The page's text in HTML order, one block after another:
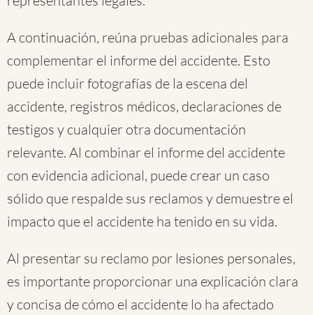
A continuación, reúna pruebas adicionales para
complementar el informe del accidente. Esto
puede incluir fotografías de la escena del
accidente, registros médicos, declaraciones de
testigos y cualquier otra documentación
relevante. Al combinar el informe del accidente
con evidencia adicional, puede crear un caso
sólido que respalde sus reclamos y demuestre el
impacto que el accidente ha tenido en su vida.
Al presentar su reclamo por lesiones personales,
es importante proporcionar una explicación clara
y concisa de cómo el accidente lo ha afectado